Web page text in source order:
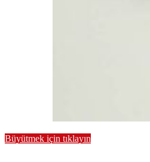
Büyütmek için tıklayın